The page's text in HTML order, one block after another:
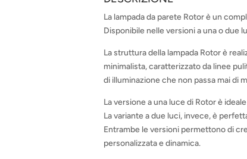
La lampada da parete Rotor è un
Disponibile nelle versioni a una o due
La struttura della lampada Rotor è
minimalista, caratterizzato da linee
di illuminazione che non passa mai di
La versione a una luce di Rotor è
La variante a due luci, invece, è
Entrambe le versioni permettono di
personalizzata e dinamica.